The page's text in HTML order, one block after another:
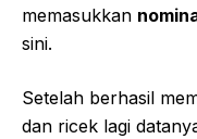
memasukkan
sini.
Setelah berhasil
dan ricek lagi